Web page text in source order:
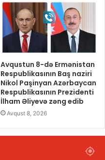
Avqustun 8-də Ermənistan
Respublikasının Baş naziri
Nikol Paşinyan Azərbaycan
Respublikasının Prezidenti
İlham Əliyevə zəng edib
Avqust 8, 2026